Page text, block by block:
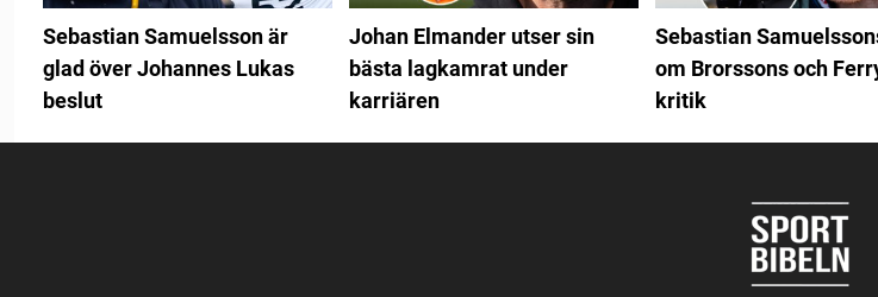
Sebastian Samuelsson är
glad över Johannes Lukas
beslut
Johan Elmander utser sin
bästa lagkamrat under
karriären
Sebastian
om Brorssons och
kritik